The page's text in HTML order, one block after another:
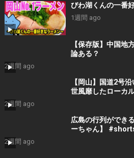
びわ湖くんの一番
1週間 ago
【保存版】中国地
論ある？
2週間 ago
【岡山】国道2号
世風靡したローカ
2週間 ago
広島の行列ができ
ーちゃん】
2週間 ago